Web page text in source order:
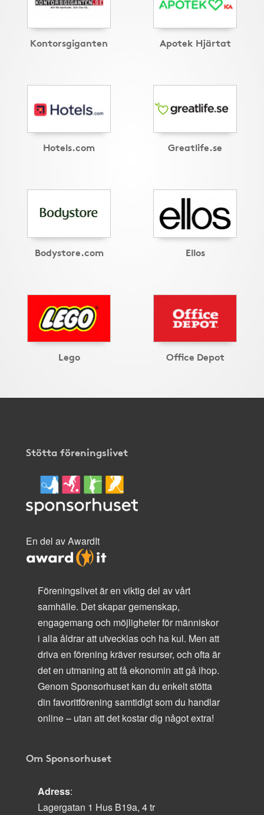
Kontorsgiganten Apotek Hjärtat
Hotels.com Greatlife.se
Bodystore.com Ellos
Lego Office Depot
Stötta föreningslivet
En del av AwardIt
Föreningslivet är en viktig del av vårt
samhälle. Det skapar gemenskap,
engagemang och möjligheter för människor
i alla åldrar att utvecklas och ha kul. Men att
driva en förening kräver resurser, och ofta är
det en utmaning att få ekonomin att gå ihop.
Genom Sponsorhuset kan du enkelt stötta
din favoritförening samtidigt som du handlar
online – utan att det kostar dig något extra!
Om Sponsorhuset
Adress:
Lagergatan 1 Hus B19a, 4 tr